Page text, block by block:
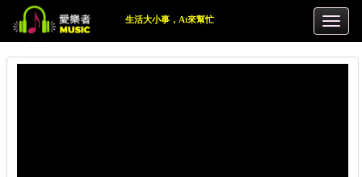
生活大小事，Ai來幫忙